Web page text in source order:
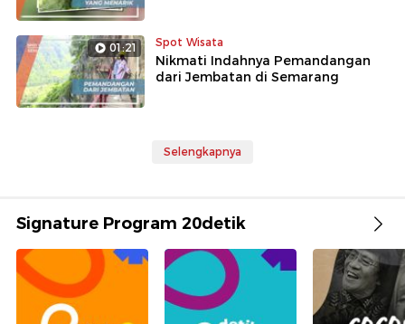
01:21 Spot Wisata
Nikmati Indahnya Pemandangan
dari Jembatan di Semarang
Selengkapnya
Signature Program 20detik